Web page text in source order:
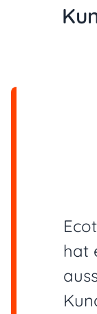
hat